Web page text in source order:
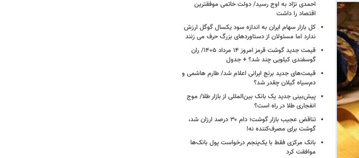
احمدی نژاد به اوج رسید/ دولت خاتمی موفقترین
اقتصاد را داشت
کل بازار سهام ایران به اندازه سود یکسال گوگل ارزش
ندارد اما مسئولان از دستاوردهای بزرگ حرف می زنند
قیمت جدید گوشت قرمز امروز ۱۴ مرداد ۱۴۰۵/ ران
گوسفندی کیلویی چند شد؟ + جدول
قیمت‌های جدید برنج ایرانی اعلام شد/ طارم هاشمی و
دم‌سیاه گیلان چقدر شد؟
پیش‌بینی جدید یک بانک بین‌المللی از بازار طلا/ موج
انفجاری طلا در راه است؟
تناقض عجیب بازار گوشت؛ دام ۳۰ درصد ارزان شد،
گوشت برای مصرف‌کننده نه!
بانک مرکزی فقط با یک‌‎پنجم درخواست پول بانک‌ها
موافقت کرد